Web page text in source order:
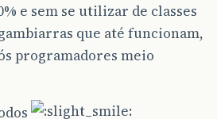
e sem se utilizar de classes
que até funcionam,
programadores meio